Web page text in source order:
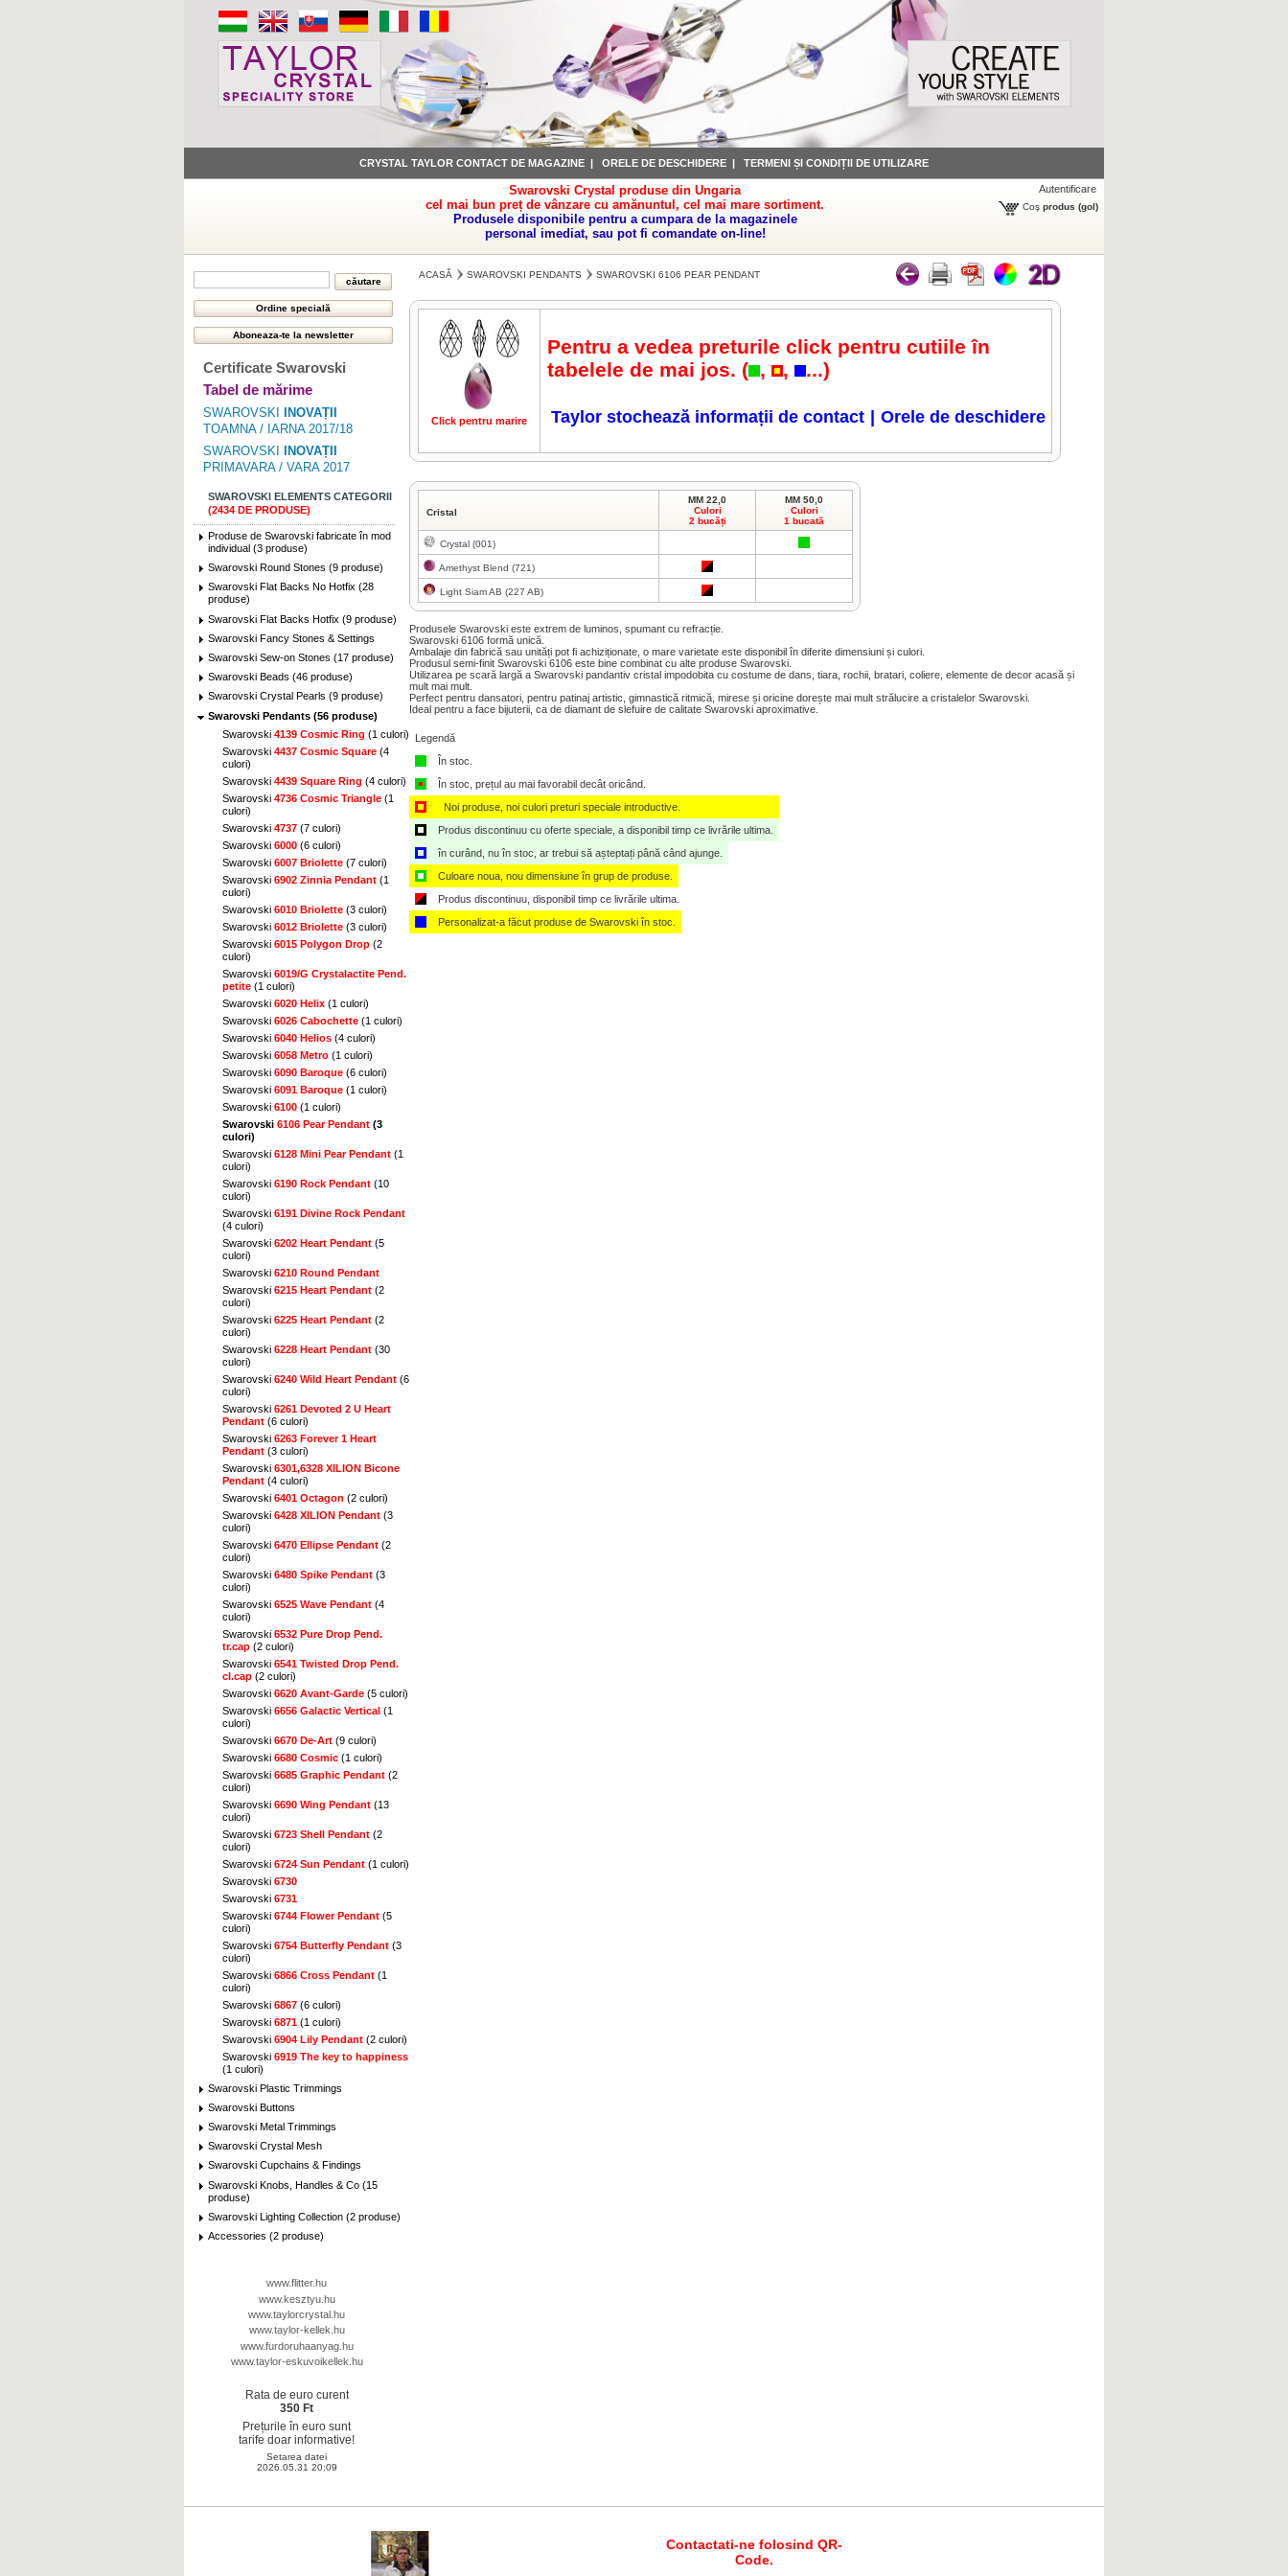
CRYSTAL TAYLOR CONTACT DE MAGAZINE | ORELE DE DESCHIDERE | TERMENI ȘI CONDIȚII DE UTILIZARE
Swarovski Crystal produse din Ungaria
cel mai bun preț de vânzare cu amănuntul, cel mai mare sortiment.
Produsele disponibile pentru a cumpara de la magazinele
personal imediat, sau pot fi comandate on-line!
Autentificare
Coş produs (gol)
Certificate Swarovski
Tabel de mărime
SWAROVSKI
INOVAȚII
TOAMNA / IARNA 2017/18
SWAROVSKI
INOVAȚII
PRIMAVARA / VARA 2017
SWAROVSKI ELEMENTS CATEGORII
(2434 DE PRODUSE)
Produse de Swarovski fabricate în mod
individual (3 produse)
Swarovski Round Stones (9 produse)
Swarovski Flat Backs No Hotfix (28
produse)
Swarovski Flat Backs Hotfix (9 produse)
Swarovski Fancy Stones & Settings
Swarovski Sew-on Stones (17 produse)
Swarovski Beads (46 produse)
Swarovski Crystal Pearls (9 produse)
Swarovski Pendants (56 produse)
Swarovski 4139 Cosmic Ring (1 culori)
Swarovski 4437 Cosmic Square (4
culori)
Swarovski 4439 Square Ring (4 culori)
Swarovski 4736 Cosmic Triangle (1
culori)
Swarovski 4737 (7 culori)
Swarovski 6000 (6 culori)
Swarovski 6007 Briolette (7 culori)
Swarovski 6902 Zinnia Pendant (1
culori)
Swarovski 6010 Briolette (3 culori)
Swarovski 6012 Briolette (3 culori)
Swarovski 6015 Polygon Drop (2
culori)
Swarovski 6019/G Crystalactite Pend.
petite (1 culori)
Swarovski 6020 Helix (1 culori)
Swarovski 6026 Cabochette (1 culori)
Swarovski 6040 Helios (4 culori)
Swarovski 6058 Metro (1 culori)
Swarovski 6090 Baroque (6 culori)
Swarovski 6091 Baroque (1 culori)
Swarovski 6100 (1 culori)
Swarovski 6106 Pear Pendant (3
culori)
Swarovski 6128 Mini Pear Pendant (1
culori)
Swarovski 6190 Rock Pendant (10
culori)
Swarovski 6191 Divine Rock Pendant
(4 culori)
Swarovski 6202 Heart Pendant (5
culori)
Swarovski 6210 Round Pendant
Swarovski 6215 Heart Pendant (2
culori)
Swarovski 6225 Heart Pendant (2
culori)
Swarovski 6228 Heart Pendant (30
culori)
Swarovski 6240 Wild Heart Pendant (6
culori)
Swarovski 6261 Devoted 2 U Heart
Pendant (6 culori)
Swarovski 6263 Forever 1 Heart
Pendant (3 culori)
Swarovski 6301,6328 XILION Bicone
Pendant (4 culori)
Swarovski 6401 Octagon (2 culori)
Swarovski 6428 XILION Pendant (3
culori)
Swarovski 6470 Ellipse Pendant (2
culori)
Swarovski 6480 Spike Pendant (3
culori)
Swarovski 6525 Wave Pendant (4
culori)
Swarovski 6532 Pure Drop Pend.
tr.cap (2 culori)
Swarovski 6541 Twisted Drop Pend.
cl.cap (2 culori)
Swarovski 6620 Avant-Garde (5 culori)
Swarovski 6656 Galactic Vertical (1
culori)
Swarovski 6670 De-Art (9 culori)
Swarovski 6680 Cosmic (1 culori)
Swarovski 6685 Graphic Pendant (2
culori)
Swarovski 6690 Wing Pendant (13
culori)
Swarovski 6723 Shell Pendant (2
culori)
Swarovski 6724 Sun Pendant (1 culori)
Swarovski 6730
Swarovski 6731
Swarovski 6744 Flower Pendant (5
culori)
Swarovski 6754 Butterfly Pendant (3
culori)
Swarovski 6866 Cross Pendant (1
culori)
Swarovski 6867 (6 culori)
Swarovski 6871 (1 culori)
Swarovski 6904 Lily Pendant (2 culori)
Swarovski 6919 The key to happiness
(1 culori)
Swarovski Plastic Trimmings
Swarovski Buttons
Swarovski Metal Trimmings
Swarovski Crystal Mesh
Swarovski Cupchains & Findings
Swarovski Knobs, Handles & Co (15
produse)
Swarovski Lighting Collection (2 produse)
Accessories (2 produse)
www.flitter.hu
www.kesztyu.hu
www.taylorcrystal.hu
www.taylor-kellek.hu
www.furdoruhaanyag.hu
www.taylor-eskuvoikellek.hu
Rata de euro curent
350 Ft
Prețurile în euro sunt
tarife doar informative!
Setarea datei
2026.05.31 20:09
ACASĂ SWAROVSKI PENDANTS SWAROVSKI 6106 PEAR PENDANT
Click pentru marire Click pentru marire Click pentru marire Click pentru marire
Pentru a vedea preturile click pentru cutiile în
tabelele de mai jos. ( , , ...)
Taylor stochează informații de contact Orele de deschidere
Cristal
MM 22,0
Culori
2 bucăți
MM 50,0
Culori
1 bucată
Crystal (001)
Amethyst Blend (721)
Light Siam AB (227 AB)
Produsele Swarovski este extrem de luminos, spumant cu refracție.
Swarovski 6106 formă unică.
Ambalaje din fabrică sau unități pot fi achiziționate, o mare varietate este disponibil în diferite dimensiuni și culori.
Produsul semi-finit Swarovski 6106 este bine combinat cu alte produse Swarovski.
Utilizarea pe scară largă a Swarovski pandantiv cristal impodobita cu costume de dans, tiara, rochii, bratari, coliere, elemente de decor acasă și
mult mai mult.
Perfect pentru dansatori, pentru patinaj artistic, gimnastică ritmică, mirese și oricine dorește mai mult strălucire a cristalelor Swarovski.
Ideal pentru a face bijuterii, ca de diamant de slefuire de calitate Swarovski aproximative.
Legendă
În stoc.
În stoc, prețul au mai favorabil decât oricând.
Noi produse, noi culori preturi speciale introductive.
Produs discontinuu cu oferte speciale, a disponibil timp ce livrările ultima.
în curând, nu în stoc, ar trebui să așteptați până când ajunge.
Culoare noua, nou dimensiune în grup de produse.
Produs discontinuu, disponibil timp ce livrările ultima.
Personalizat-a făcut produse de Swarovski în stoc.
Contactati-ne folosind QR-
Code.